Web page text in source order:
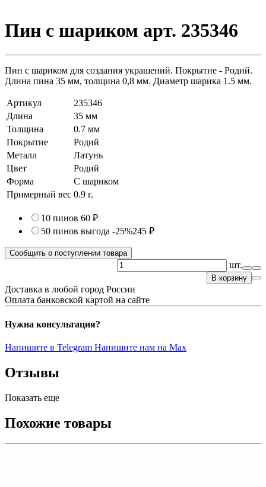
Пин с шариком арт. 235346
Пин с шариком для создания украшений. Покрытие - Родий.
Длина пина 35 мм, толщина 0,8 мм. Диаметр шарика 1.5 мм.
Артикул
235346
Длина
35 мм
Толщина
0.7 мм
Покрытие
Родий
Металл
Латунь
Цвет
Родий
Форма
С шариком
Примерный вес 0.9 г.
10 пинов 60 ₽
50 пинов выгода -25%245 ₽
Сообщить о поступлении товара
шт.
В корзину
Доставка в любой город России
Оплата банковской картой на сайте
Нужна консультация?
Напишите в Telegram Напишите нам на Max
Отзывы
Показать еще
Похожие товары